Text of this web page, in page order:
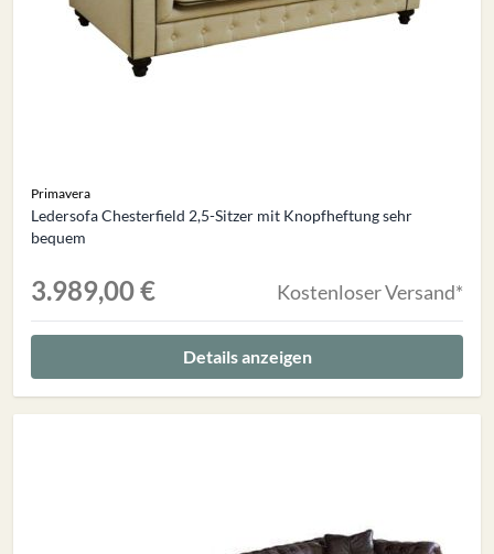
Primavera
Ledersofa Chesterfield 2,5-Sitzer mit Knopfheftung sehr
bequem
3.989,00 € Kostenloser Versand*
Details anzeigen